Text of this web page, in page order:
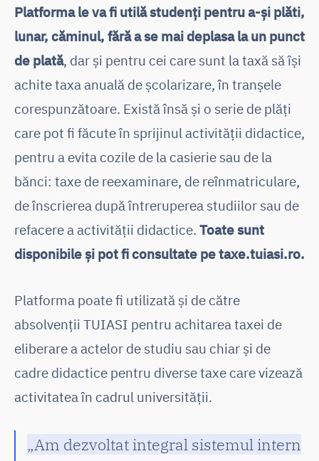
Platforma le va fi utilă studenți pentru a-și plăti,
lunar, căminul, fără a se mai deplasa la un punct
de plată, dar și pentru cei care sunt la taxă să își
achite taxa anuală de școlarizare, în tranșele
corespunzătoare. Există însă și o serie de plăți
care pot fi făcute în sprijinul activității didactice,
pentru a evita cozile de la casierie sau de la
bănci: taxe de reexaminare, de reînmatriculare,
de înscrierea după întreruperea studiilor sau de
refacere a activității didactice. Toate sunt
disponibile și pot fi consultate pe taxe.tuiasi.ro.
Platforma poate fi utilizată și de către
absolvenții TUIASI pentru achitarea taxei de
eliberare a actelor de studiu sau chiar și de
cadre didactice pentru diverse taxe care vizează
activitatea în cadrul universității.
„Am dezvoltat integral sistemul intern